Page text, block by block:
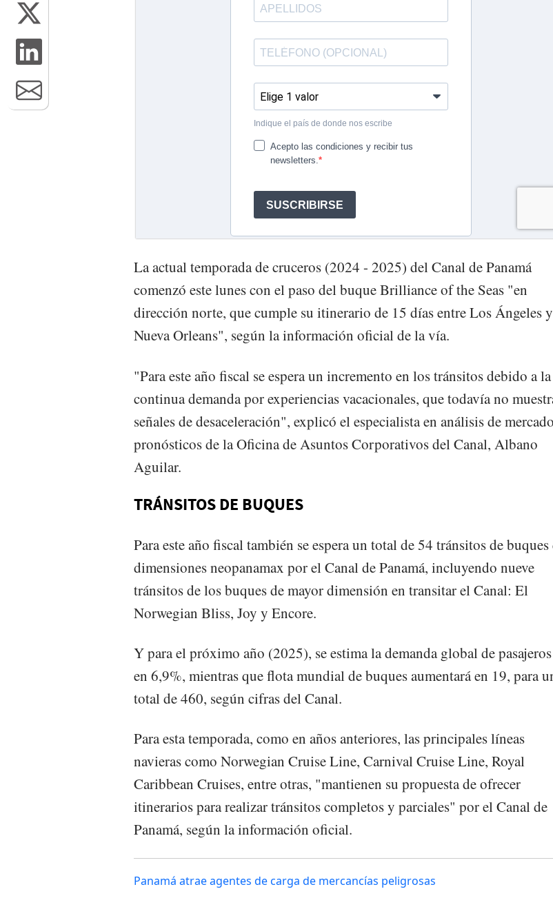
La actual temporada de cruceros (2024 - 2025) del Canal de Panamá
comenzó este lunes con el paso del buque Brilliance of the Seas "en
dirección norte, que cumple su itinerario de 15 días entre Los Ángeles y
Nueva Orleans", según la información oficial de la vía.
"Para este año fiscal se espera un incremento en los tránsitos debido a la
continua demanda por experiencias vacacionales, que todavía no
señales de desaceleración", explicó el especialista en análisis de
pronósticos de la Oficina de Asuntos Corporativos del Canal, Albano
Aguilar.
TRÁNSITOS DE BUQUES
Para este año fiscal también se espera un total de 54 tránsitos de buques
dimensiones neopanamax por el Canal de Panamá, incluyendo nueve
tránsitos de los buques de mayor dimensión en transitar el Canal: El
Norwegian Bliss, Joy y Encore.
Y para el próximo año (2025), se estima la demanda global de pasajeros
en 6,9%, mientras que flota mundial de buques aumentará en 19, para
total de 460, según cifras del Canal.
Para esta temporada, como en años anteriores, las principales líneas
navieras como Norwegian Cruise Line, Carnival Cruise Line, Royal
Caribbean Cruises, entre otras, "mantienen su propuesta de ofrecer
itinerarios para realizar tránsitos completos y parciales" por el Canal de
Panamá, según la información oficial.
Panamá atrae agentes de carga de mercancías peligrosas